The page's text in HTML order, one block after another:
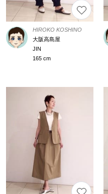
HIROKO KOSHINO
大阪高島屋
JIN
165 cm